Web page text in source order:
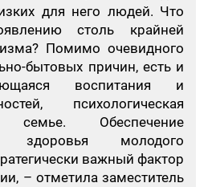
для него людей. Что
столь крайней
Помимо очевидного
бытовых причин, есть и
воспитания и
психологическая
Обеспечение
здоровья молодого
важный фактор
– отметила заместитель